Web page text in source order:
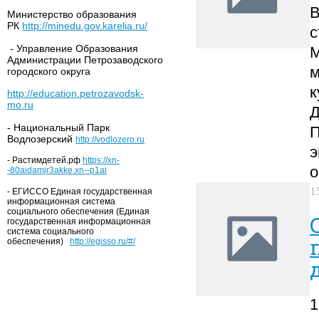
Министерство образования
РК http://minedu.gov.karelia.ru/
- Управление Образования
Администрации Петрозаводского
городского округа
http://education.petrozavodsk-
mo.ru
- Национальный Парк
Водлозерский http://vodlozero.ru
- Растимдетей.рф https://xn-
-80aidamjr3akke.xn--p1ai
- ЕГИССО Единая государственная
информационная система
социального обеспечения (Единая
государственная информационная
система социального
обеспечения)
http://egisso.ru/#/